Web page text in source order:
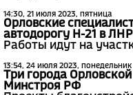
14:30, 21 июля 2023, пятница
Орловские
автодорогу Н-21 в ЛНР
Работы идут на
13:54, 24 июля 2023, понедельник
Три города
Минстроя РФ